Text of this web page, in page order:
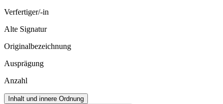
Verfertiger/-in
Alte Signatur
Originalbezeichnung
Ausprägung
Anzahl
Inhalt und innere Ordnung